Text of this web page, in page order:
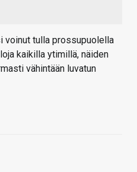
voinut tulla prossupuolella
kaikilla ytimillä, näiden
vähintään luvatun